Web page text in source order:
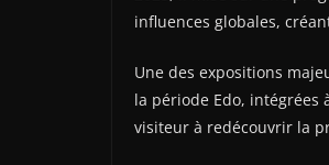
influences globales,
Une des expositions
la période Edo, intégrées
visiteur à redécouvrir la